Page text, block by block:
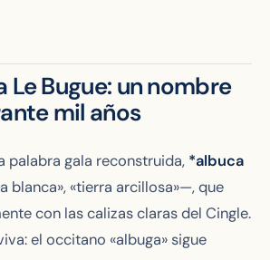
Le Bugue: un nombre
mil años
palabra gala reconstruida, *albuca
blanca», «tierra arcillosa»—, que
con las calizas claras del Cingle.
el occitano «albuga»sigue